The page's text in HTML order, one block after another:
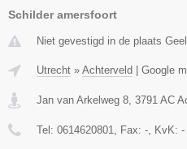
Schilder amersfoort
Niet gevestigd in de plaats
Utrecht » Achterveld | Google
Jan van Arkelweg 8 3791 AC
Tel: 0614620801 , Fax: - , KvK: -